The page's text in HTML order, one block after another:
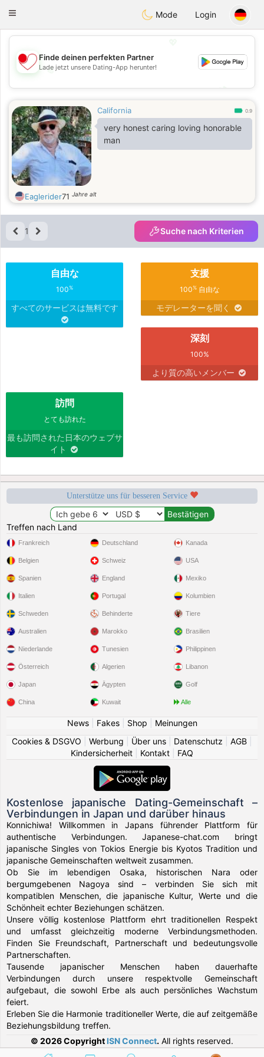
Chat
Toggle
Mode Login
💖
💕
Finde deinen perfekten Partner
Lade jetzt unsere Dating-App herunter!
California 0.9
very honest caring loving honorable
man
Eaglerider71 Jahre alt
1 Suche nach Kriterien
自由な
100%
すべてのサービスは無料です
支援
100%自由な
モデレーターを聞く
深刻
100%
より質の高いメンバー
訪問
とても訪れた
最も訪問された日本のウェブサ
イト
Unterstütze uns für besseren Service
Treffen nach Land
Frankreich
Belgien
Spanien
Italien
Schweden
Deutschland
Schweiz
England
Portugal
Behinderte
Kanada
USA
Mexiko
Kolumbien
Tiere
Australien
Niederlande
Österreich
Japan
China
Marokko
Tunesien
Algerien
Ägypten
Kuwait
Brasilien
Philippinen
Libanon
Golf
Alle
News| Fakes| Shop
Meinungen
Cookies & DSGVO
Werbung Über uns Datenschutz AGB
Kindersicherheit
Kontakt FAQ
Kostenlose japanische Dating-Gemeinschaft –
Verbindungen in Japan und darüber hinaus
Konnichiwa! Willkommen in Japans führender Plattform für
authentische Verbindungen. Japanese-chat.com bringt
japanische Singles von Tokios Energie bis Kyotos Tradition und
japanische Gemeinschaften weltweit zusammen.
Ob Sie im lebendigen Osaka, historischen Nara oder
bergumgebenen Nagoya sind – verbinden Sie sich mit
kompatiblen Menschen, die japanische Kultur, Werte und die
Schönheit echter Beziehungen schätzen.
Unsere völlig kostenlose Plattform ehrt traditionellen Respekt
und umfasst gleichzeitig moderne Verbindungsmethoden.
Finden Sie Freundschaft, Partnerschaft und bedeutungsvolle
Partnerschaften.
Tausende japanischer Menschen haben dauerhafte
Verbindungen durch unsere respektvolle Gemeinschaft
aufgebaut, die sowohl Erbe als auch persönliches Wachstum
feiert.
Erleben Sie die Harmonie traditioneller Werte, die auf zeitgemäße
Beziehungsbildung treffen.
© 2026 Copyright ISN Connect. All rights reserved.